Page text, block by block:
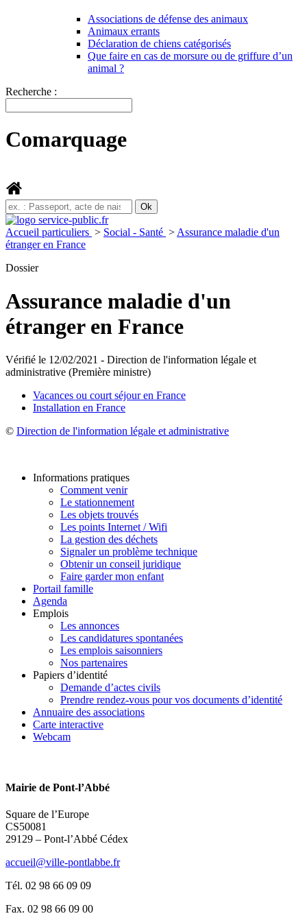
Associations de défense des animaux
Animaux errants
Déclaration de chiens catégorisés
Que faire en cas de morsure ou de griffure d’un
animal ?
Recherche :
Comarquage
Accueil particuliers > Social - Santé > Assurance maladie d'un
étranger en France
Dossier
Assurance maladie d'un
étranger en France
Vérifié le 12/02/2021 - Direction de l'information légale et
administrative (Première ministre)
Vacances ou court séjour en France
Installation en France
© Direction de l'information légale et administrative
Informations pratiques
Comment venir
Le stationnement
Les objets trouvés
Les points Internet / Wifi
La gestion des déchets
Signaler un problème technique
Obtenir un conseil juridique
Faire garder mon enfant
Portail famille
Agenda
Emplois
Les annonces
Les candidatures spontanées
Les emplois saisonniers
Nos partenaires
Papiers d’identité
Demande d’actes civils
Prendre rendez-vous pour vos documents d’identité
Annuaire des associations
Carte interactive
Webcam
Mairie de Pont-l’Abbé
Square de l’Europe
CS50081
29129 – Pont-l’Abbé Cédex
accueil@ville-pontlabbe.fr
Tél. 02 98 66 09 09
Fax. 02 98 66 09 00